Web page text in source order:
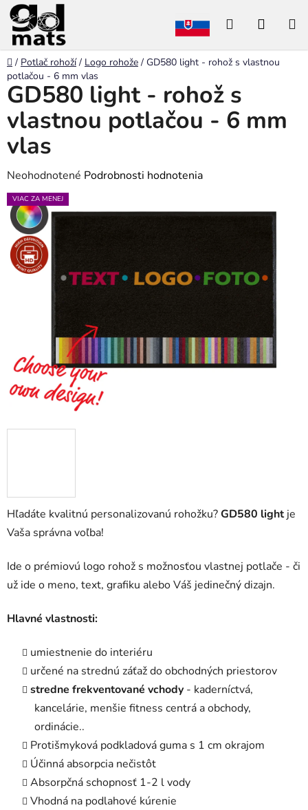
Prejsť
na
obsah
Hľadať
Domov
/ Potlač rohoží / Logo rohože / GD580 light - rohož s vlastnou
potlačou - 6 mm vlas
Hľadáte kvalitnú personalizovanú rohožku?GD580 lightje
Vaša správna voľba!
Ide o prémiovú logo rohož s možnosťou vlastnej potlače - či
už ide o meno, text, grafiku alebo Váš jedinečný dizajn.
Hlavné vlastnosti:
umiestnenie do interiéru
určené na strednú záťaž do obchodných priestorov
stredne frekventované vchody - kaderníctvá,
kancelárie, menšie fitness centrá a obchody,
ordinácie..
Protišmyková podkladová guma s 1 cm okrajom
Účinná absorpcia nečistôt
Absorpčná schopnosť 1-2 l vody
Vhodná na podlahové kúrenie
GD580 light - rohož s
vlastnou potlačou - 6 mm
vlas
Priemerné
hodnotenie
produktu
je
0,0
hviezdičiek.
Neohodnotené Podrobnosti hodnotenia
VIAC ZA MENEJ